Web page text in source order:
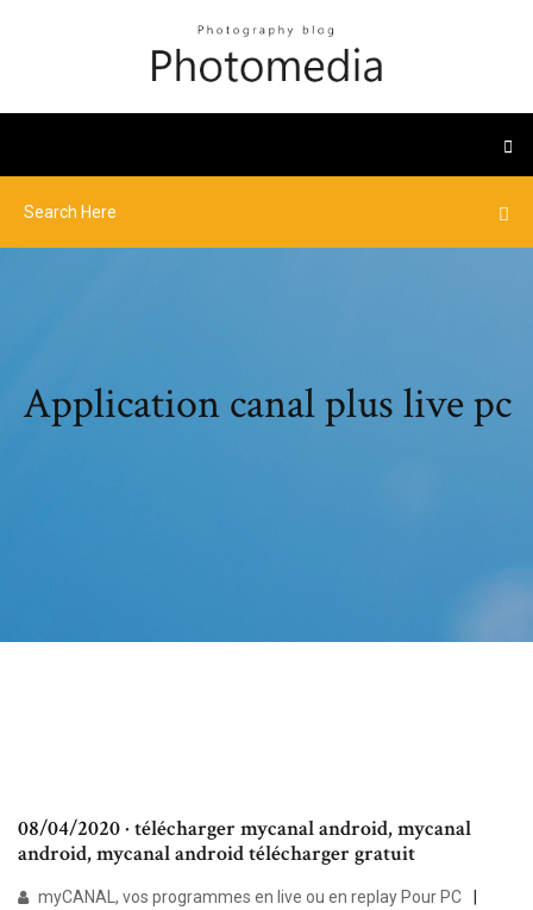
Application canal plus live pc
08/04/2020 · télécharger mycanal android, mycanal
android, mycanal android télécharger gratuit
myCANAL, vos programmes en live ou en replay Pour PC